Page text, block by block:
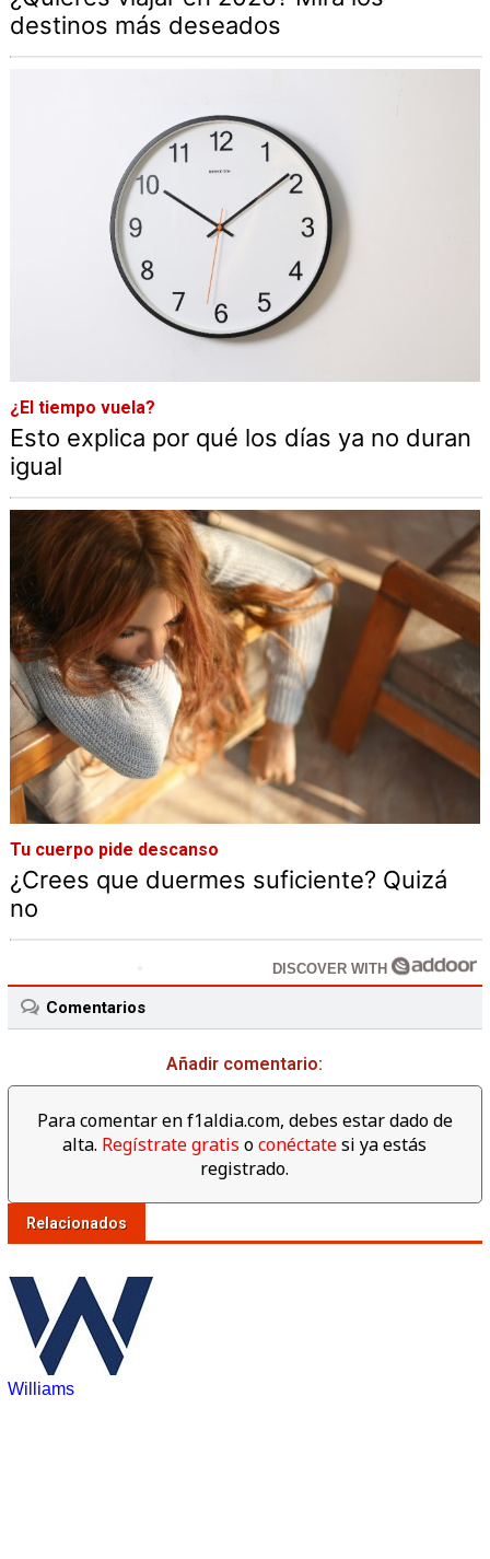
destinos más deseados
¿El tiempo vuela?
Esto explica por qué los días ya no duran
igual
Tu cuerpo pide descanso
¿Crees que duermes suficiente? Quizá
no
DISCOVER WITH
Comentarios
Añadir comentario:
Para comentar en f1aldia.com, debes estar dado de
alta. Regístrate gratis oconéctatesi ya estás
registrado.
Relacionados
Williams